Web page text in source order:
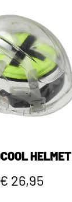
HELMET
€ 26,95